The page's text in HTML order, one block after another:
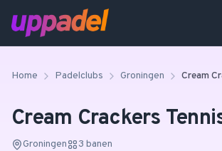
Home Padelclubs Groningen
Cream Crackers
Groningen 3 banen